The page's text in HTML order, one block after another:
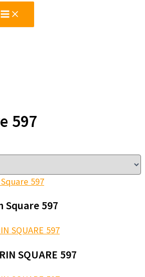
597
Square 597
SQUARE 597